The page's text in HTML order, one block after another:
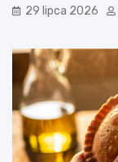
29 lipca 2026